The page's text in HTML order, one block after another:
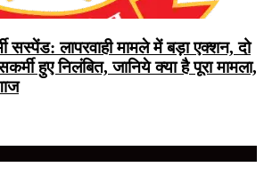
सस्पेंड: लापरवाही मामले में बड़ा एक्शन, दो
हुए निलंबित, जानिये क्या है पूरा मामला,